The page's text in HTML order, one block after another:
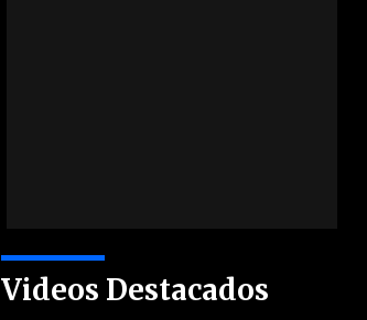
Videos Destacados